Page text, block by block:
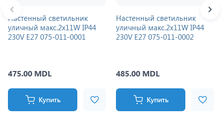
Настенный светильник
уличный макс.2x11W IP44
230V E27 075-011-0001
475.00 MDL
Купить
Настенный светильник
уличный макс.2x11W IP44
230V E27 075-011-0002
485.00 MDL
Купить